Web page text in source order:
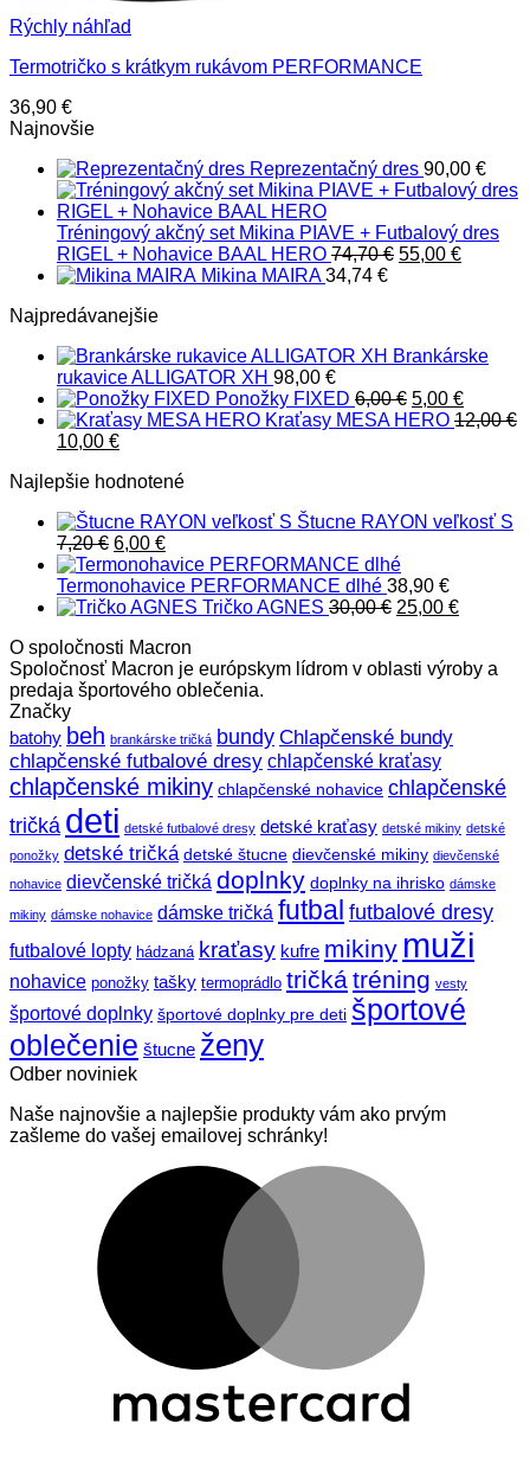
Rýchly náhľad
Termotričko s krátkym rukávom PERFORMANCE
36,90 €
Najnovšie
Reprezentačný dres 90,00 €
Tréningový akčný set Mikina PIAVE + Futbalový dres
RIGEL + Nohavice BAAL HERO 74,70€ Pôvodná
55,00 €
Mikina MAIRA 34,74 €
Najpredávanejšie
Brankárske
rukavice ALLIGATOR XH 98,00 €
Ponožky FIXED 6,00€ Pôvodná
cena
5,00 €
cena
Kraťasy MESA HERO 12,00€
Pôvodná
bola:
10,00 €Aktuálna
je:
Najlepšie hodnotené
Štucne RAYON veľkosť S
7,20€ Pôvodná
cena
bola:
7,20 €.
6,00 €Aktuálna
cena
je:
6,00 €.
Termonohavice PERFORMANCE dlhé 38,90 €
Tričko AGNES 30,00€ Pôvodná
30,00 €.
25,00 €
25,00 €.
O spoločnosti Macron
Spoločnosť Macron je európskym lídrom v oblasti výroby a
predaja športového oblečenia.
Značky
batohy beh brankárske tričká bundy Chlapčenské bundy
chlapčenské futbalové dresy chlapčenské kraťasy
chlapčenské mikiny chlapčenské nohavice chlapčenské
tričká deti detské futbalové dresy detské kraťasy detské mikiny detské
ponožky detské tričká detské štucne dievčenské mikiny dievčenské
nohavice dievčenské tričká doplnky doplnky na ihrisko dámske
mikiny dámske nohavice dámske tričká futbal futbalové dresy
futbalové lopty hádzaná kraťasy kufre mikiny muži
nohavice ponožky tašky termoprádlo tričkátréning vesty
športové doplnky športové doplnky pre deti športové
oblečenie štucne ženy
Odber noviniek
Naše najnovšie a najlepšie produkty vám ako prvým
zašleme do vašej emailovej schránky!